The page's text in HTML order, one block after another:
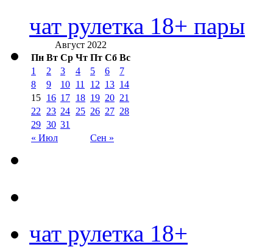
чат рулетка 18+ пары
Август 2022
Пн Вт Ср Чт Пт Сб Вс
« Июл Сен »
1 2 3 4 5 6
7
8
9 10 11 12 13 14
15 16 17 18 19 20 21
22
23 24 25 26 27 28
29 30 31
чат рулетка 18+